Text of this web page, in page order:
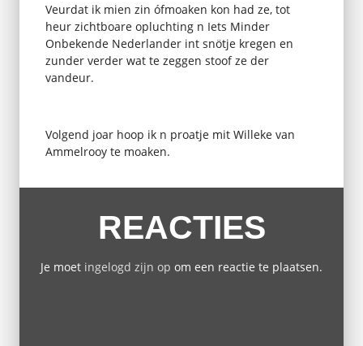
Veurdat ik mien zin ófmoaken kon had ze, tot
heur zichtboare opluchting n Iets Minder
Onbekende Nederlander int snötje kregen en
zunder verder wat te zeggen stoof ze der
vandeur.
Volgend joar hoop ik n proatje mit Willeke van
Ammelrooy te moaken.
REACTIES
Je moet ingelogd zijn op om een reactie te plaatsen.